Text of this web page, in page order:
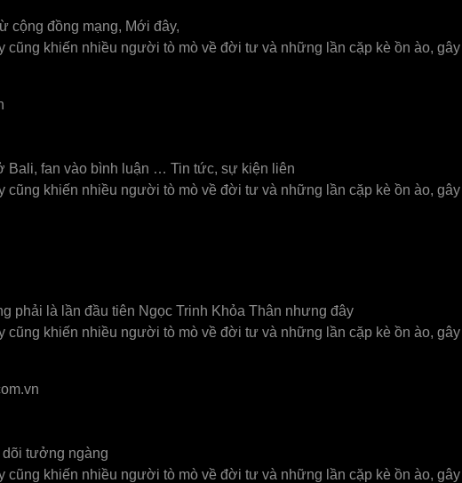
cộng đồng mạng, Mới đây,
khiến nhiều người tò mò về đời tư và những lần cặp kè ồn ào, gây
Bali, fan vào bình luận … Tin tức, sự kiện liên
khiến nhiều người tò mò về đời tư và những lần cặp kè ồn ào, gây
phải là lần đầu tiên Ngọc Trinh Khỏa Thân nhưng đây
khiến nhiều người tò mò về đời tư và những lần cặp kè ồn ào, gây
tưởng ngàng
khiến nhiều người tò mò về đời tư và những lần cặp kè ồn ào, gây